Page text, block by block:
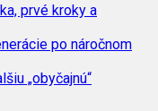
prvé kroky a
po náročnom
„obyčajnú“